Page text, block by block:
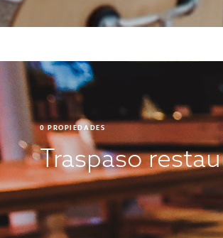
0PROPIEDADES
Traspaso